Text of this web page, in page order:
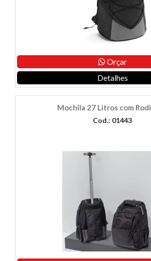
Orçar
Detalhes
Mochila 27 Litros com
Cod.: 01443